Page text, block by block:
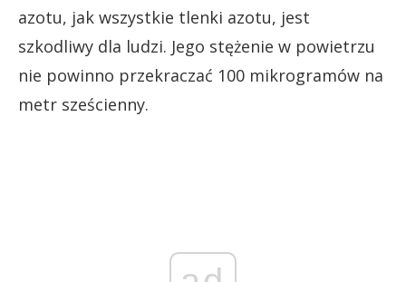
azotu, jak wszystkie tlenki azotu, jest
szkodliwy dla ludzi. Jego stężenie w powietrzu
nie powinno przekraczać 100 mikrogramów na
metr sześcienny.